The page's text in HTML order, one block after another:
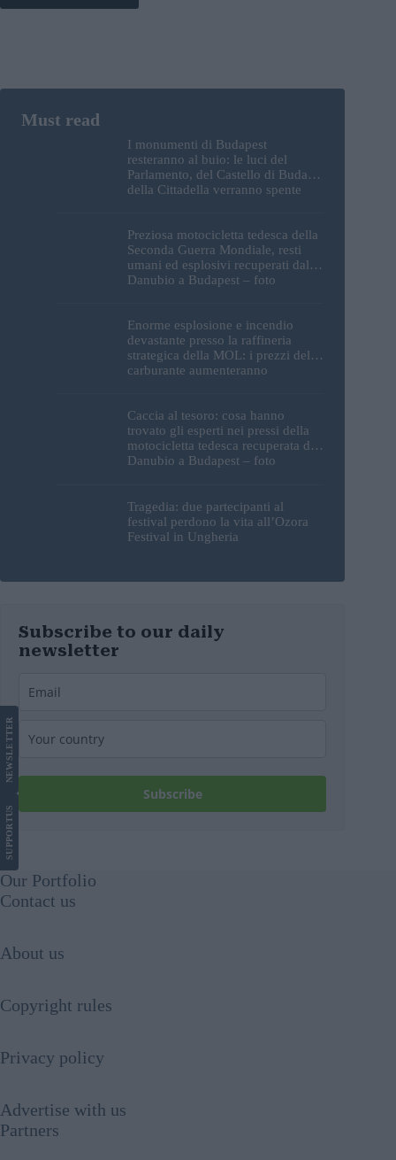
I monumenti di Budapest
resteranno al buio: le luci del
Parlamento, del Castello di Buda e
della Cittadella verranno spente
Preziosa motocicletta tedesca della
Seconda Guerra Mondiale, resti
umani ed esplosivi recuperati dal
Danubio a Budapest – foto
Enorme esplosione e incendio
devastante presso la raffineria
strategica della MOL: i prezzi del
carburante aumenteranno
Caccia al tesoro: cosa hanno
trovato gli esperti nei pressi della
motocicletta tedesca recuperata dal
Danubio a Budapest – foto
Tragedia: due partecipanti al
festival perdono la vita all’Ozora
Festival in Ungheria
Subscribe to our daily
newsletter
Subscribe
SUPPORT
US
NEWS
LETTER
Our Portfolio
Contact us
About us
Copyright rules
Privacy policy
Advertise with us
Partners